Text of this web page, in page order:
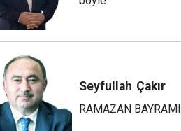
Seyfullah Çakır
RAMAZAN BAYRAMI